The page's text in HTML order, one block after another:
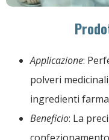
Applicazione:
polveri
ingredienti
Beneficio: La